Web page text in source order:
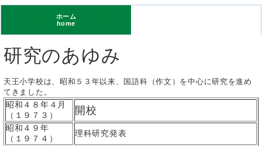
ホーム
home
研究のあゆみ
天王小学校は、昭和５３年以来、国語科（作文）を中心に研究を進め
てきました。
昭和４８年４月
（１９７３）
開校
昭和４９年
（１９７４）
理科研究発表